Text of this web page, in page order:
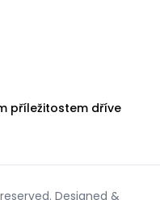
příležitostem dříve
Designed &